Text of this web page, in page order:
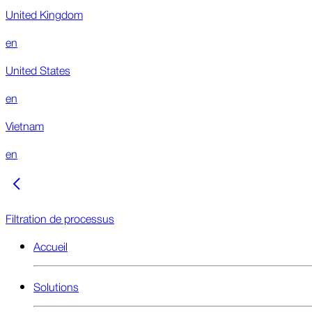
United Kingdom
en
United States
en
Vietnam
en
Filtration de processus
Accueil
Solutions